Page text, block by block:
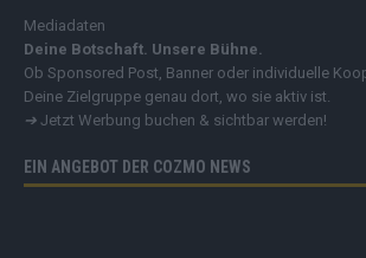
Mediadaten
Deine Botschaft. Unsere Bühne.
Ob Sponsored Post, Banner oder individuelle
Deine Zielgruppe genau dort, wo sie aktiv ist.
➔ Jetzt Werbung buchen & sichtbar werden!
EIN ANGEBOT DER COZMO NEWS